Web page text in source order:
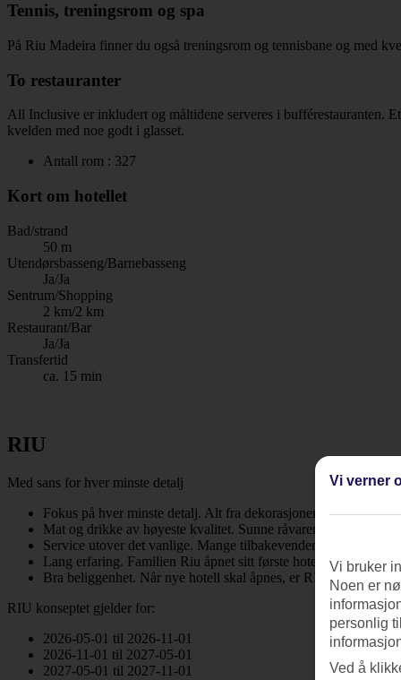
Tennis, treningsrom og spa
På Riu Madeira finner du også treningsrom og tennisbane og med
To restauranter
All Inclusive er inkludert og måltidene serveres i bufférestauranten.
kvelden med noe godt i glasset.
Antall rom : 327
Kort om hotellet
Bad/strand
50 m
Utendørsbasseng/Barnebasseng
Ja/Ja
Sentrum/Shopping
2 km/2 km
Restaurant/Bar
Ja/Ja
Transfertid
ca. 15 min
RIU
Med sans for hver minste detalj
Fokus på hver minste detalj. Alt fra dekorasjoner til rengjøring
Mat og drikke av høyeste kvalitet. Sunne råvarer, nyanserte
Service utover det vanlige. Mange tilbakevendene gjester. At
Lang erfaring. Familien Riu åpnet sitt første hotell i 1953. I
Bra beliggenhet. Når nye hotell skal åpnes, er RIU kresne og
RIU konseptet gjelder for:
2026-05-01 til 2026-11-01
2026-11-01 til 2027-05-01
2027-05-01 til 2027-11-01
Vi verner
Vi bruker
Noen er
personlig
Ved å